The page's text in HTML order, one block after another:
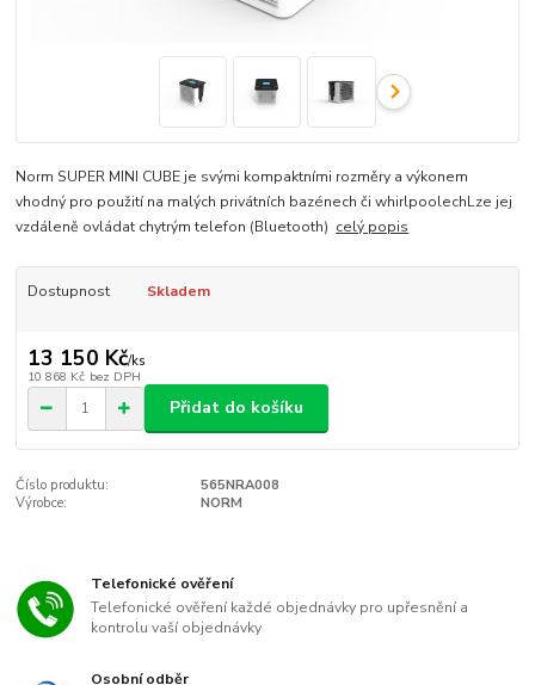
Norm SUPER MINI CUBE je svými kompaktními rozměry a výkonem
vhodný pro použití na malých privátních bazénech či whirlpoolechLze jej
vzdáleně ovládat chytrým telefon (Bluetooth) celý popis
Dostupnost Skladem
13 150 Kč/ks
10 868 Kč bez DPH
Přidat do košíku
Číslo produktu:
565NRA008
Výrobce:
NORM
Telefonické ověření
Telefonické ověření každé objednávky pro upřesnění a
kontrolu vaší objednávky
Osobní odběr